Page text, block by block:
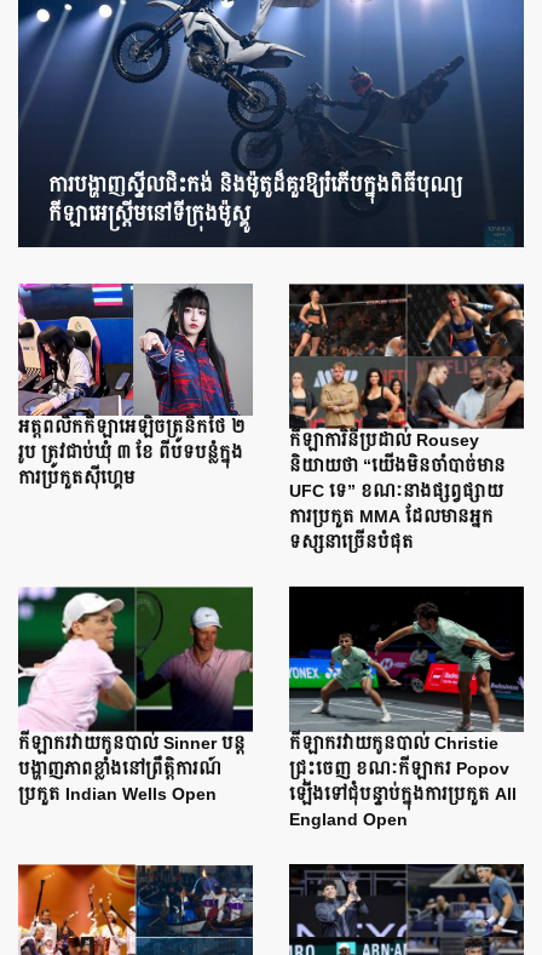
ការបង្ហាញស្ទីលជិះកង់ និងម៉ូតូដ៏គួរឱ្យរំភើបក្នុងពិធីបុណ្យ
កីឡាអេស្ត្រីមនៅទីក្រុងម៉ូស្គូ
អត្តពលិកកីឡាអេឡិចត្រូនិកថៃ ២
រូប ត្រូវជាប់ឃុំ ៣ ខែ ពីបទបន្លំក្នុង
ការប្រកួតស៊ីហ្គេម
កីឡាការិនីប្រដាល់ Rousey
និយាយថា “យើងមិនចាំបាច់មាន
UFC ទេ” ខណៈនាងផ្សព្វផ្សាយ
ការប្រកួត MMA ដែលមានអ្នក
ទស្សនាច្រើនបំផុត
កីឡាករវាយកូនបាល់ Sinner បន្ត
បង្ហាញភាពខ្លាំងនៅព្រឹត្តិការណ៍
ប្រកួត Indian Wells Open
កីឡាករវាយកូនបាល់ Christie
ជ្រុះចេញ ខណៈកីឡាករ Popov
ឡើងទៅជុំបន្ទាប់ក្នុងការប្រកួត All
England Open